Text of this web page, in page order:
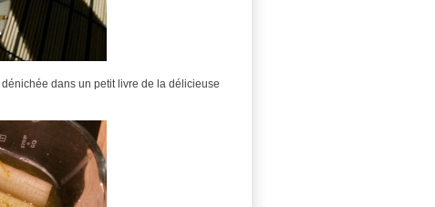
dénichée dans un petit livre de la délicieuse